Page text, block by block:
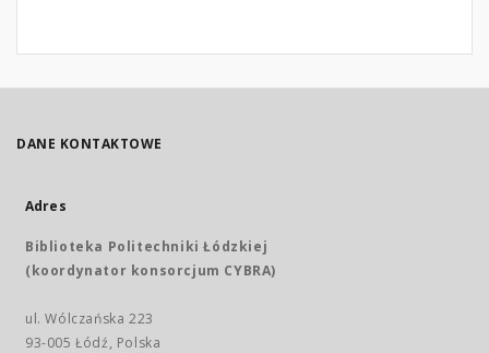
DANE KONTAKTOWE
Adres
Biblioteka Politechniki Łódzkiej
(koordynator konsorcjum CYBRA)
ul. Wólczańska 223
93-005 Łódź, Polska